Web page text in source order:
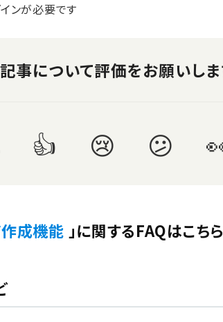
ンが必要です
成機能 」に関するFAQはこちら